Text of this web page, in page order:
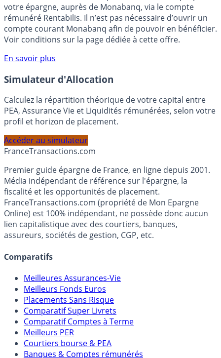
Bénéficiez de cette offre de placement sans risque pour
votre épargne, auprès de Monabanq, via le compte
rémunéré Rentabilis. Il n’est pas nécessaire d’ouvrir un
Voir conditions sur la page dédiée à cette offre.
En savoir plus
Simulateur d'Allocation
Calculez la répartition théorique de votre capital entre
profil et horizon de placement.
FranceTransactions.com
Premier guide épargne de France, en ligne depuis 2001.
Média indépendant de référence sur l'épargne, la
fiscalité et les opportunités de placement.
FranceTransactions.com (propriété de Mon Epargne
Online) est 100% indépendant, ne possède donc aucun
assureurs, sociétés de gestion, CGP, etc.
Comparatifs
Meilleures Assurances-Vie
Meilleurs Fonds Euros
Placements Sans Risque
Comparatif Super Livrets
Comparatif Comptes à Terme
Meilleurs PER